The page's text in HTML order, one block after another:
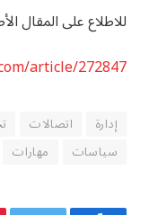
للاطلاع على المقال
article/272847
إدارة اتصالات
سياسات
مهارات